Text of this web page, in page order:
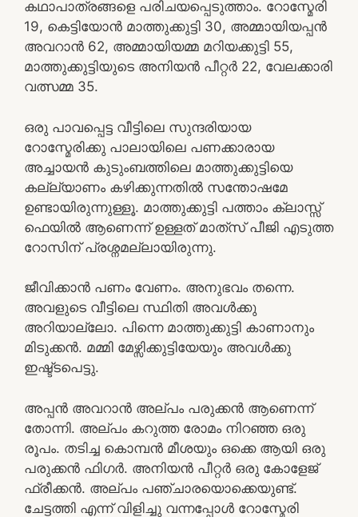
കഥാപാത്രങ്ങളെ പരിചയപ്പെടുത്താം. റോസ്മേരി
19, കെട്ടിയോൻ മാത്തുക്കുട്ടി 30, അമ്മായിയപ്പൻ
അവറാൻ 62, അമ്മായിയമ്മ മറിയക്കുട്ടി 55,
മാത്തുക്കുട്ടിയുടെ അനിയൻ പീറ്റർ 22, വേലക്കാരി
വത്സമ്മ 35.
ഒരു പാവപ്പെട്ട വീട്ടിലെ സുന്ദരിയായ
റോസ്മേരിക്കു പാലായിലെ പണക്കാരായ
അച്ചായൻ കുടുംബത്തിലെ മാത്തുക്കുട്ടിയെ
കല്ല്യാണം കഴിക്കുന്നതിൽ സന്തോഷമേ
ഉണ്ടായിരുന്നുള്ളൂ. മാത്തുക്കുട്ടി പത്താം ക്ലാസ്സ്
ഫെയിൽ ആണെന്ന് ഉള്ളത് മാത്‍സ് പീജി എടുത്ത
റോസിന് പ്രശ്നമല്ലായിരുന്നു.
ജീവിക്കാൻ പണം വേണം. അനുഭവം തന്നെ.
അവളുടെ വീട്ടിലെ സ്ഥിതി അവൾക്കു
അറിയാല്ലോ. പിന്നെ മാത്തുക്കുട്ടി കാണാനും
മിടുക്കൻ. മമ്മി മേഴ്സിക്കുട്ടിയേയും അവൾക്കു
ഇഷ്ട്ടപെട്ടു.
അപ്പൻ അവറാൻ അല്പം പരുക്കൻ ആണെന്ന്
തോന്നി. അല്പം കറുത്ത രോമം നിറഞ്ഞ ഒരു
രൂപം. തടിച്ച കൊമ്പൻ മീശയും ഒക്കെ ആയി ഒരു
പരുക്കൻ ഫിഗർ. അനിയൻ പീറ്റർ ഒരു കോളേജ്
ഫ്രീക്കൻ. അല്പം പഞ്ചാരയൊക്കെയുണ്ട്.
ചേട്ടത്തി എന്ന് വിളിച്ചു വന്നപ്പോൾ റോസ്മേരി